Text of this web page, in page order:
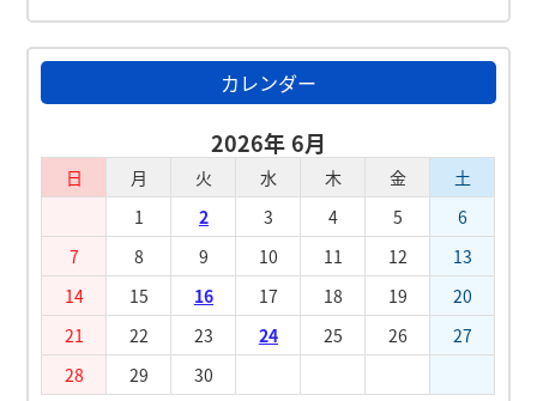
カレンダー
2026年 6月
日 月 火 水 木 金
土
1
2 3 4 5
6
7
8 9 10 11 12
13
14
15 16 17 18 19
20
21
22 23 24 25 26
27
28
29 30